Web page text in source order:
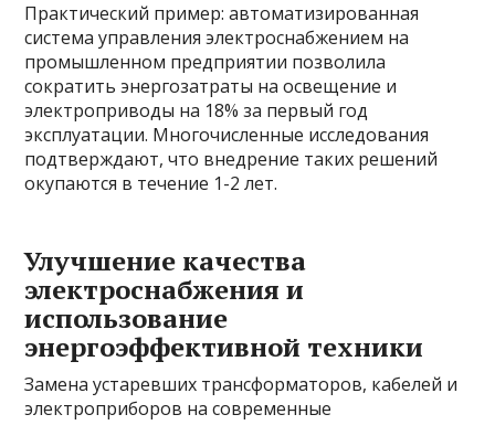
Практический пример: автоматизированная
система управления электроснабжением на
промышленном предприятии позволила
сократить энергозатраты на освещение и
электроприводы на 18% за первый год
эксплуатации. Многочисленные исследования
подтверждают, что внедрение таких решений
окупаются в течение 1-2 лет.
Улучшение качества
электроснабжения и
использование
энергоэффективной техники
Замена устаревших трансформаторов, кабелей и
электроприборов на современные